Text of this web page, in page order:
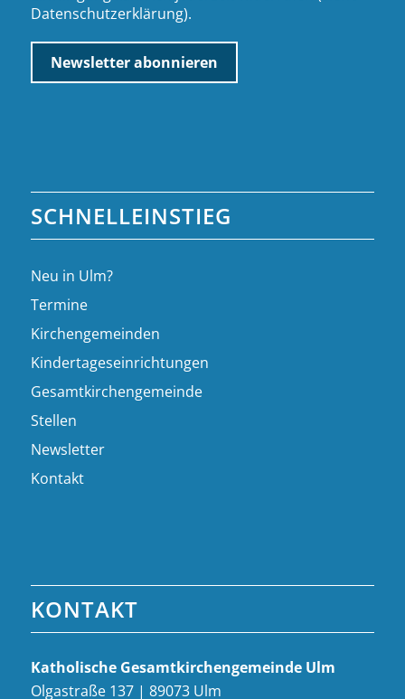
Datenschutzerklärung).
SCHNELLEINSTIEG
Neu in Ulm?
Termine
Kirchengemeinden
Kindertageseinrichtungen
Gesamtkirchengemeinde
Stellen
Newsletter
Kontakt
KONTAKT
Katholische Gesamt­kirchen­gemeinde Ulm
Olgastraße 137 | 89073 Ulm